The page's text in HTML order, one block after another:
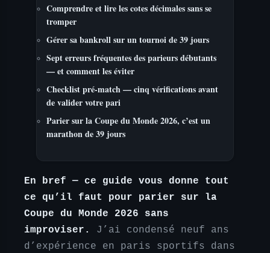
Comprendre et lire les cotes décimales sans se
tromper
Gérer sa bankroll sur un tournoi de 39 jours
Sept erreurs fréquentes des parieurs débutants
— et comment les éviter
Checklist pré-match — cinq vérifications avant
de valider votre pari
Parier sur la Coupe du Monde 2026, c’est un
marathon de 39 jours
En bref — ce guide vous donne tout
ce qu’il faut pour parier sur la
Coupe du Monde 2026 sans
improviser.
J’ai condensé neuf ans
d’expérience en paris sportifs dans